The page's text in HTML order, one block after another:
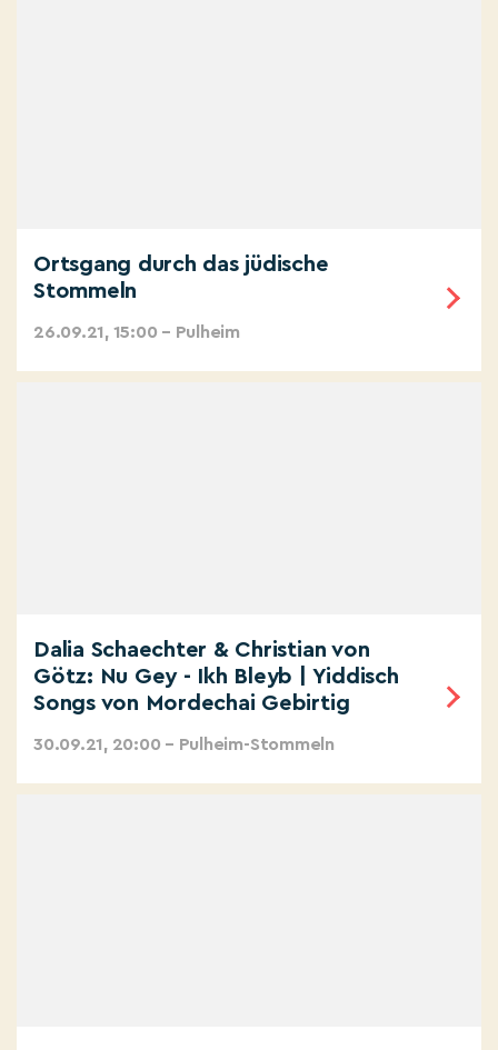
Ortsgang durch das jüdische
Stommeln
26.09.21, 15:00 – Pulheim
Dalia Schaechter & Christian von
Götz: Nu Gey - Ikh Bleyb | Yiddisch
Songs von Mordechai Gebirtig
30.09.21, 20:00 – Pulheim-Stommeln